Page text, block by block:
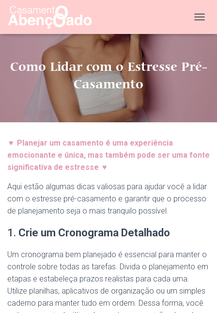
O
L
E
O
Como Lidar com o Estresse Pré-
Casamento
♥ Planejar um casamento é uma experiência
emocionante e única, mas também pode ser uma fonte
significativa de estresse ♥
Aqui estão algumas dicas valiosas para ajudar você a lidar
com o estresse pré-casamento e garantir que o processo
de planejamento seja o mais tranquilo possível.
1. Crie um Cronograma Detalhado
Um cronograma bem planejado é essencial para manter o
controle sobre todas as tarefas. Divida o planejamento em
etapas e estabeleça prazos realistas para cada uma.
Utilize planilhas, aplicativos de organização ou um simples
caderno para manter tudo em ordem. Dessa forma, você